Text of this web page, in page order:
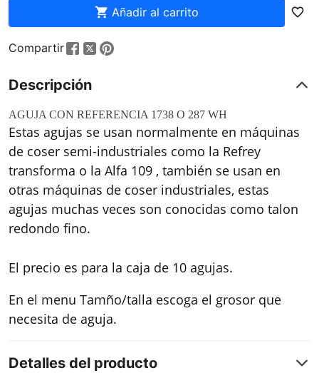
 Añadir al carrito favorite_border
Compartir
Descripción
AGUJA CON REFERENCIA 1738 O 287 WH
Estas agujas se usan normalmente en máquinas
de coser semi-industriales como la Refrey
transforma o la Alfa 109 , también se usan en
otras máquinas de coser industriales, estas
agujas muchas veces son conocidas como talon
redondo fino.
El precio es para la caja de 10 agujas.
En el menu Tamño/talla escoga el grosor que
necesita de aguja.
Detalles del producto